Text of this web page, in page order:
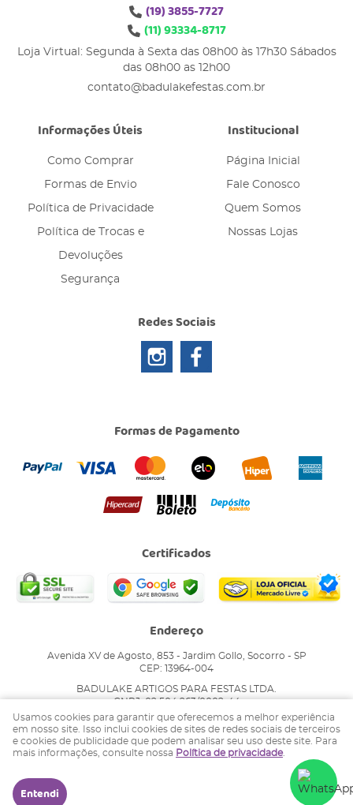
(19)3855-7727
(11)93334-8717
Loja Virtual: Segunda à Sexta das 08h00 às 17h30 Sábados
das 08h00 as 12h00
contato@badulakefestas.com.br
Informações Úteis
Como Comprar
Formas de Envio
Política de Privacidade
Política de Trocas e
Devoluções
Segurança
Institucional
Página Inicial
Fale Conosco
Quem Somos
Nossas Lojas
Redes Sociais
Formas de Pagamento
Certificados
Endereço
Avenida XV de Agosto, 853- Jardim Gollo, Socorro - SP
CEP: 13964-004
BADULAKE ARTIGOS PARA FESTAS LTDA.
CNPJ: 02.504.263/0002-44
LOJA VIRTUAL CRIADA POR
Usamos cookies para garantir que oferecemos a melhor experiência
em nosso site. Isso inclui cookies de sites de redes sociais de terceiros
e cookies de publicidade que podem analisar seu uso deste site. Para
mais informações, consulte nossa Política de privacidade.
Entendi